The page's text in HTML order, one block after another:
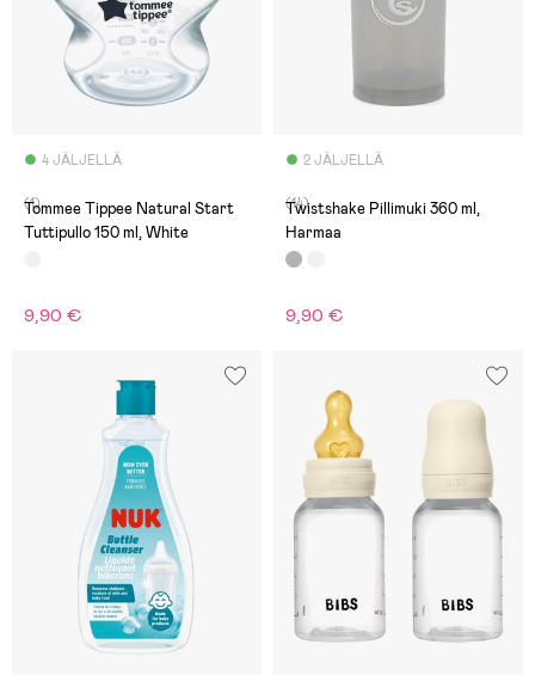
4 JÄLJELLÄ
(1)
Tommee Tippee Natural Start
Tuttipullo 150 ml, White
9,90 €
2 JÄLJELLÄ
(14)
Twistshake Pillimuki 360 ml,
Harmaa
9,90 €